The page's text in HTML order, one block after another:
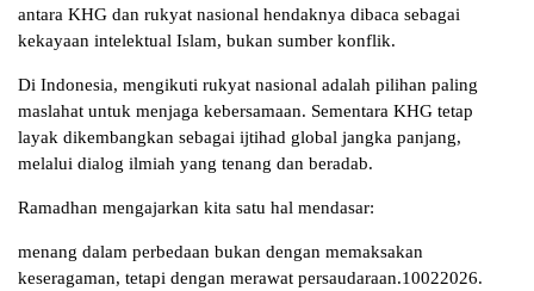
antara KHG dan rukyat nasional hendaknya dibaca sebagai
kekayaan intelektual Islam, bukan sumber konflik.
Di Indonesia, mengikuti rukyat nasional adalah pilihan paling
maslahat untuk menjaga kebersamaan. Sementara KHG tetap
layak dikembangkan sebagai ijtihad global jangka panjang,
melalui dialog ilmiah yang tenang dan beradab.
Ramadhan mengajarkan kita satu hal mendasar:
menang dalam perbedaan bukan dengan memaksakan
keseragaman, tetapi dengan merawat persaudaraan.10022026.